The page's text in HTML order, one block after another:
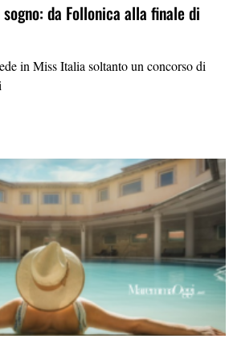
da Follonica alla finale di
in Miss Italia soltanto un concorso di